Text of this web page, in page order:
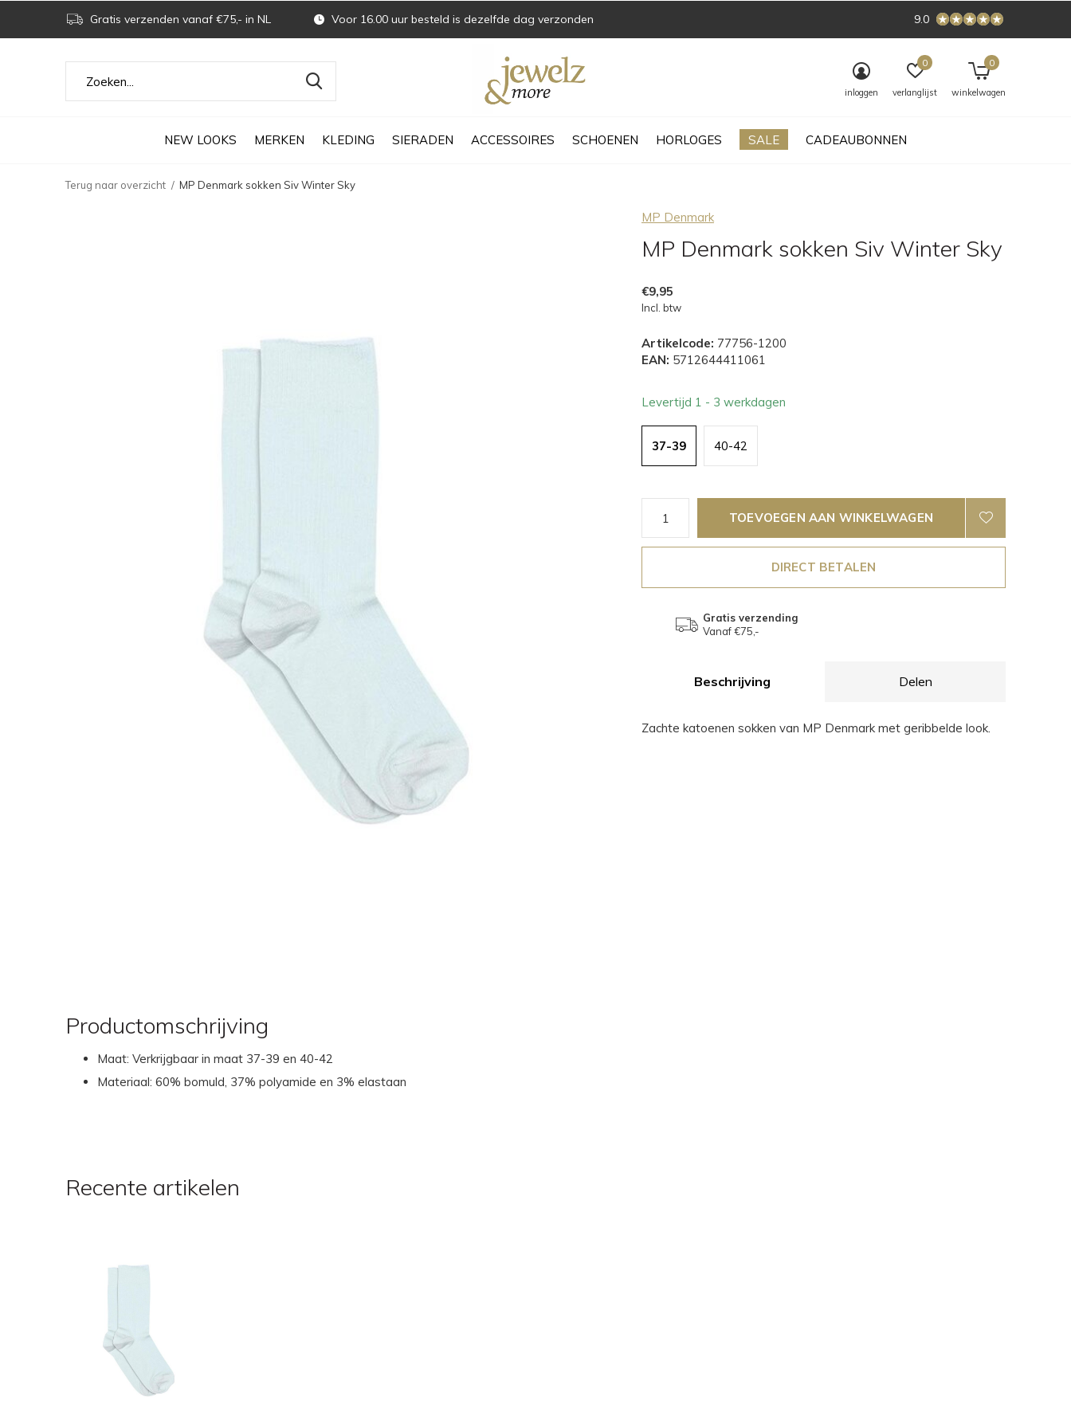
NEW LOOKS MERKEN KLEDING SIERADEN ACCESSOIRES SCHOENEN HORLOGES SALE CADEAUBONNEN
inloggen verlanglijst
0
winkelwagen
0
Gratis verzenden vanaf €75,- in NL Voor 16.00 uur besteld is dezelfde dag verzonden 9.0
Terug naar overzicht MP Denmark sokken Siv Winter Sky
MP Denmark
MP Denmark sokken Siv Winter Sky
€9,95
Incl. btw
Artikelcode: 77756-1200
EAN: 5712644411061
Levertijd 1 - 3 werkdagen
37-39 40-42
TOEVOEGEN AAN WINKELWAGEN
DIRECT BETALEN
Gratis verzending
Vanaf €75,-
Beschrijving Delen
Zachte katoenen sokken van MP Denmark met geribbelde look.
Productomschrijving
Maat: Verkrijgbaar in maat 37-39 en 40-42
Materiaal: 60% bomuld, 37% polyamide en 3% elastaan
Recente artikelen